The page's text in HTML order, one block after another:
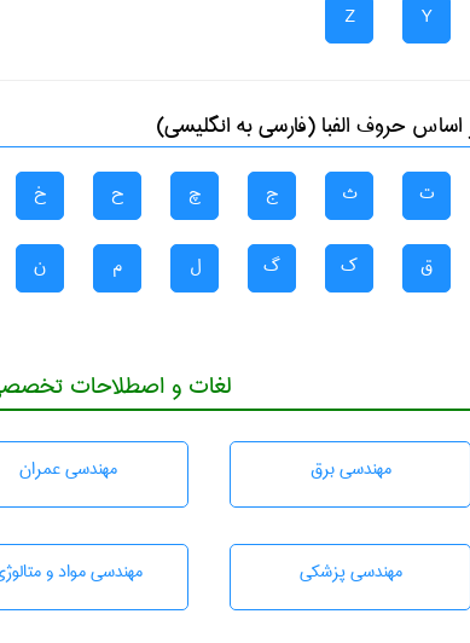
Y
Z
اساس حروف الفبا (فارسی به انگلیسی)
ت ث ج چ ح خ
ق ک گ ل م ن
لغات و اصطلاحات
مهندسی برق مهندسی عمران
مهندسی پزشکی مهندسی مواد و